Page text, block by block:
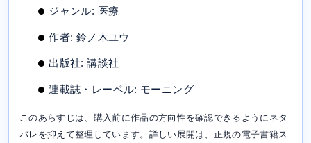
ジャンル: 医療
作者: 鈴ノ木ユウ
出版社: 講談社
連載誌・レーベル: モーニング
このあらすじは、購入前に作品の方向性を確認できるようにネタ
バレを抑えて整理しています。詳しい展開は、正規の電子書籍ス